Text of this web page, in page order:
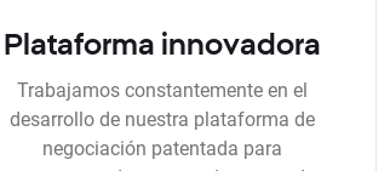
Plataforma innovadora
Trabajamos constantemente en el
desarrollo de nuestra plataforma de
negociación patentada para